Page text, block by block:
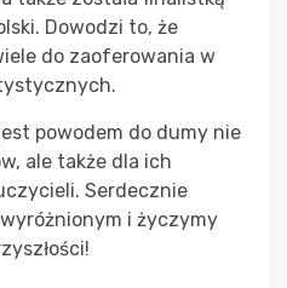
Dowodzi to, że
do zaoferowania w
powodem do dumy nie
ale także dla ich
Serdecznie
i życzymy